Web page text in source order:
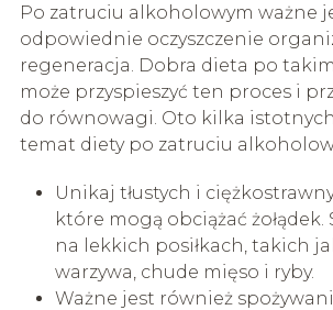
Po zatruciu alkoholowym ważne
odpowiednie oczyszczenie
regeneracja. Dobra dieta po
może przyspieszyć ten proces i
do równowagi. Oto kilka
temat diety po zatruciu
Unikaj tłustych i
które mogą obciążać
na lekkich posiłkach, takich
warzywa, chude mięso i ryby.
Ważne jest również